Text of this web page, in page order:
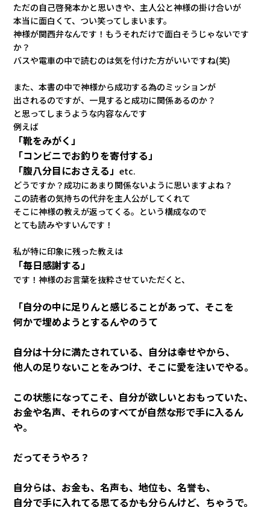
ただの自己啓発本かと思いきや、主人公と神様の掛け合いが
本当に面白くて、つい笑ってしまいます。
神様が関西弁なんです！もうそれだけで面白そうじゃないです
か？
バスや電車の中で読むのは気を付けた方がいいですね(笑)
また、本書の中で神様から成功する為のミッションが
出されるのですが、一見すると成功に関係あるのか？
と思ってしまうような内容なんです
例えば
「靴をみがく」
「コンビニでお釣りを寄付する」
「腹八分目におさえる」etc.
どうですか？成功にあまり関係ないように思いますよね？
この読者の気持ちの代弁を主人公がしてくれて
そこに神様の教えが返ってくる。という構成なので
とても読みやすいんです！
私が特に印象に残った教えは
「毎日感謝する」
です！神様のお言葉を抜粋させていただくと、
「自分の中に足りんと感じることがあって、そこを
何かで埋めようとするんやのうて
自分は十分に満たされている、自分は幸せやから、
他人の足りないことをみつけ、そこに愛を注いでやる。
この状態になってこそ、自分が欲しいとおもっていた、
お金や名声、それらのすべてが自然な形で手に入るん
や。
だってそうやろ？
自分らは、お金も、名声も、地位も、名誉も、
自分で手に入れてる思てるかも分らんけど、ちゃうで。